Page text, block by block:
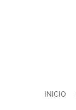
INICIO